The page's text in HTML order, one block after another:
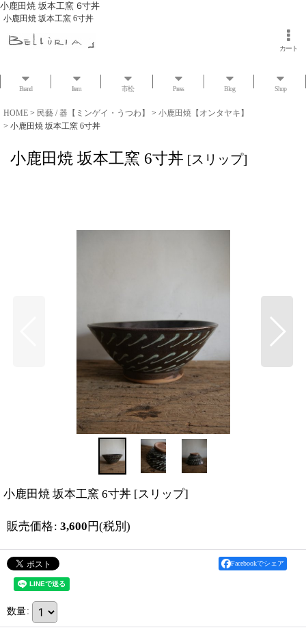
小鹿田焼 坂本工窯 6寸丼
小鹿田焼 坂本工窯 6寸丼
カート
Brand Item 市松 Press Blog Shop
HOME > 民藝 / 器【ミンゲイ・うつわ】 > 小鹿田焼【オンタヤキ】
> 小鹿田焼 坂本工窯 6寸丼
小鹿田焼 坂本工窯 6寸丼 [スリップ]
小鹿田焼 坂本工窯 6寸丼 [スリップ]
販売価格: 3,600 円(税別)
Facebookでシェア
数量: